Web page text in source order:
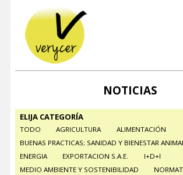
NOTICIAS
ELIJA CATEGORÍA
TODO AGRICULTURA
ALIMENTACIÓN
BUENAS PRACTICAS; SANIDAD Y BIENESTAR
ENERGIA
EXPORTACION S.A.E.
I+D+I
MEDIO AMBIENTE Y SOSTENIBILIDAD